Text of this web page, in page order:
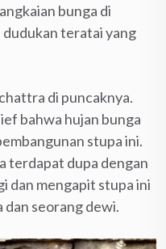
bunga di
dudukan teratai yang
di puncaknya.
bahwa hujan bunga
stupa ini.
terdapat dupa dengan
dan mengapit stupa ini
dan seorang dewi.